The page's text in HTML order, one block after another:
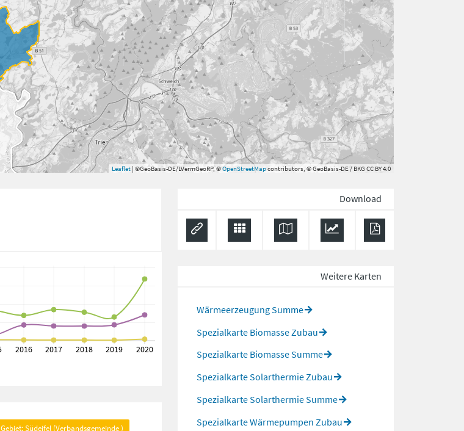
Leaflet| ©GeoBasis-DE/LVermGeoRP, ©OpenStreetMapcontributors, © GeoBasis-DE / BKG CC BY 4.0
Gebiet: Südeifel (Verbandsgemeinde )
Download
Weitere Karten
Wärmeerzeugung Summe
Spezialkarte Biomasse Zubau
Spezialkarte Biomasse Summe
Spezialkarte Solarthermie Zubau
Spezialkarte Solarthermie Summe
Spezialkarte Wärmepumpen Zubau